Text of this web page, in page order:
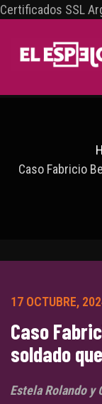
Certificados SSL
Caso Fabricio
17 OCTUBRE,
Caso
soldado
Estela Rolando y